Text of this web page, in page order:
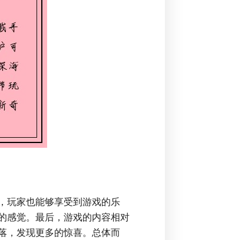
玩家也能够享受到游戏的乐
感觉。最后，游戏的内容相对
，发现更多的惊喜。总体而